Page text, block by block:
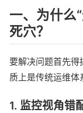
一、为什么
死穴？
要解决问题首先得
质上是传统运维体
1. 监控视角错